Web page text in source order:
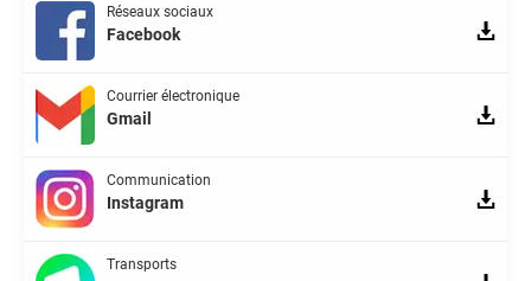
Réseaux sociaux
Facebook
Courrier électronique
Gmail
Communication
Instagram
Transports